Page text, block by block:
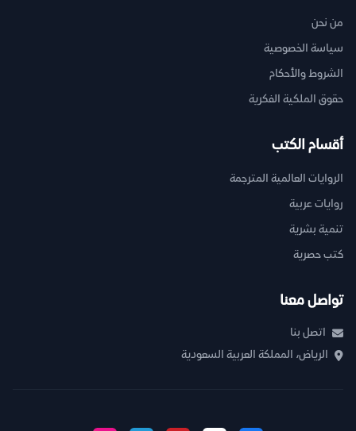
من نحن
سياسة الخصوصية
الشروط والأحكام
حقوق الملكية الفكرية
أقسام الكتب
الروايات العالمية المترجمة
روايات عربية
تنمية بشرية
كتب حصرية
تواصل معنا
اتصل بنا
الرياض، المملكة العربية السعودية